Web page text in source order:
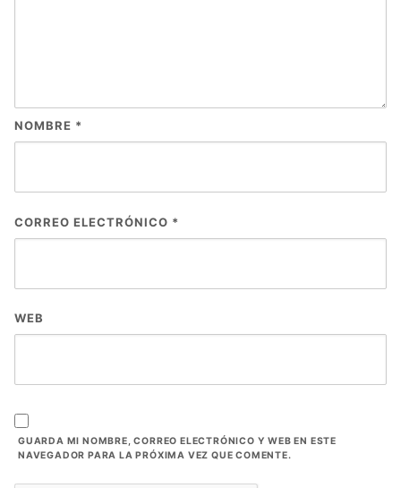
NOMBRE *
CORREO ELECTRÓNICO *
WEB
GUARDA MI NOMBRE, CORREO ELECTRÓNICO Y WEB EN ESTE
NAVEGADOR PARA LA PRÓXIMA VEZ QUE COMENTE.